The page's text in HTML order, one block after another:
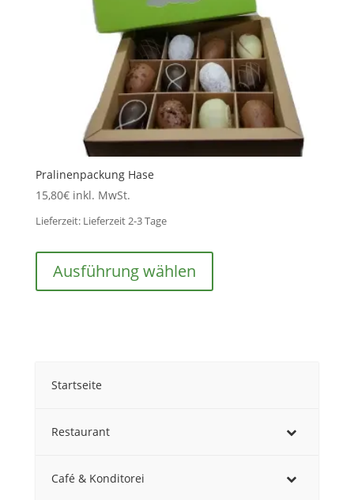
Pralinenpackung Hase
15,80€ inkl. MwSt.
Lieferzeit: Lieferzeit 2-3 Tage
Ausführung wählen
Startseite
Restaurant
Café & Konditorei